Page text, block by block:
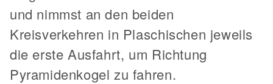
und nimmst an den beiden
Kreisverkehren in Plaschischen jeweils
die erste Ausfahrt, um Richtung
Pyramidenkogel zu fahren.